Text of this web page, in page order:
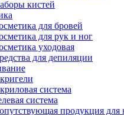
кистей
для бровей
для рук и ног
уходовая
для депиляции
система
система
продукция для